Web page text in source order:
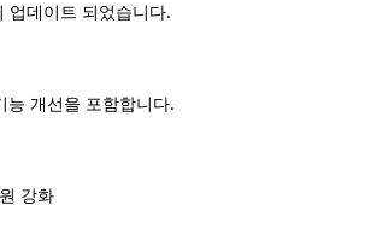
업데이트 되었습니다.
능 개선을 포함합니다.
강화